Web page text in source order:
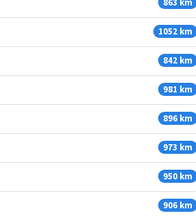
1052 km
842 km
981 km
896 km
973 km
950 km
906 km